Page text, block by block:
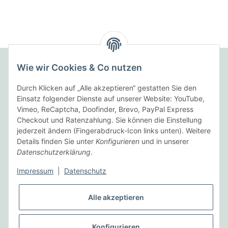
Folgende Zahlungsarten bieten wir an:
Wir versenden mit:
Gesetzliche Informationen
Vertrag widerrufen
Wie wir Cookies & Co nutzen
Durch Klicken auf „Alle akzeptieren“ gestatten Sie den
Einsatz folgender Dienste auf unserer Website: YouTube,
Vimeo, ReCaptcha, Doofinder, Brevo, PayPal Express
Checkout und Ratenzahlung. Sie können die Einstellung
jederzeit ändern (Fingerabdruck-Icon links unten). Weitere
Details finden Sie unter Konfigurieren und in unserer
Datenschutzerklärung.
Impressum Datenschutz
Alle akzeptieren